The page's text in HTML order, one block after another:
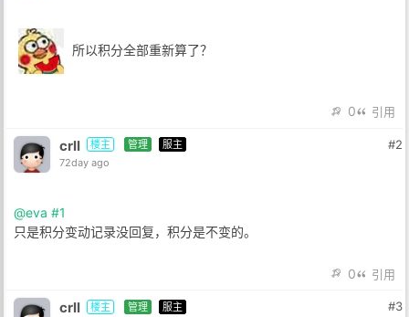
所以积分全部重新算了？
0 引用
crll 楼主 管理
服主
72day ago
#2
@eva #1
只是积分变动记录没回复，积分是不变的。
0 引用
crll 楼主 管理
服主
#3